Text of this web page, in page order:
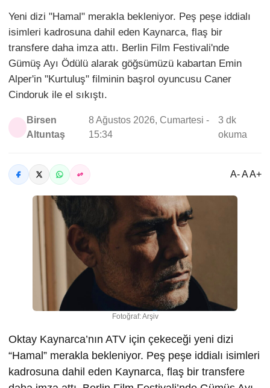
Yeni dizi "Hamal" merakla bekleniyor. Peş peşe iddialı
isimleri kadrosuna dahil eden Kaynarca, flaş bir
transfere daha imza attı. Berlin Film Festivali'nde
Gümüş Ayı Ödülü alarak göğsümüzü kabartan Emin
Alper'in "Kurtuluş" filminin başrol oyuncusu Caner
Cindoruk ile el sıkıştı.
Birsen
Altuntaş
8 Ağustos 2026, Cumartesi -
15:34
3 dk
okuma
A- A A+
Fotoğraf: Arşiv
Oktay Kaynarca’nın ATV için çekeceği yeni dizi
“Hamal” merakla bekleniyor. Peş peşe iddialı isimleri
kadrosuna dahil eden Kaynarca, flaş bir transfere